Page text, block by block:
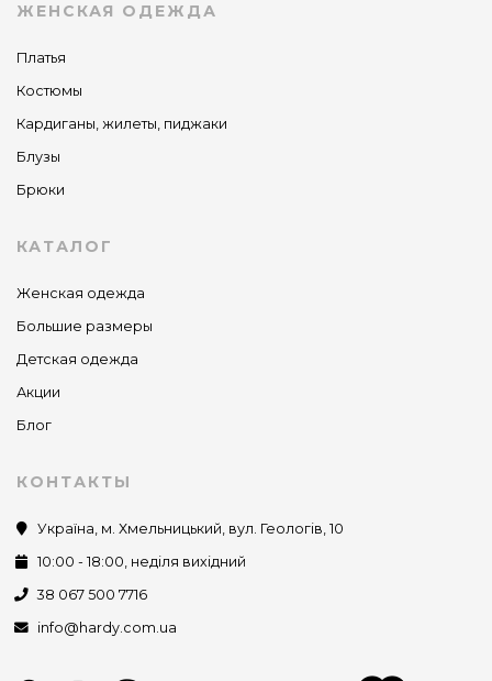
ЖЕНСКАЯ ОДЕЖДА
Платья
Костюмы
Кардиганы, жилеты, пиджаки
Блузы
Брюки
КАТАЛОГ
Женская одежда
Большие размеры
Детская одежда
Акции
Блог
КОНТАКТЫ
Україна, м. Хмельницький, вул. Геологів, 10
10:00 - 18:00, неділя вихідний
38 067 500 7716
info@hardy.com.ua